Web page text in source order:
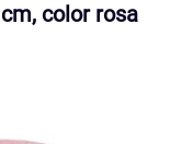
color rosa